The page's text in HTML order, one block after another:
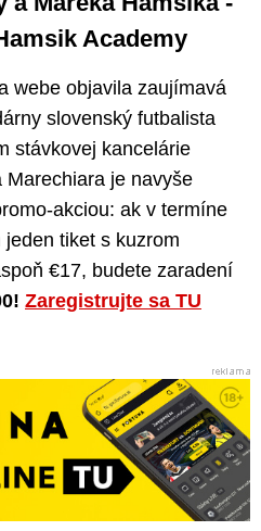
Academy
webe objavila zaujímavá
slovenský futbalista
stávkovej kancelárie
Marechiara je navyše
akciou: ak v termíne
tiket s kuzrom
€17, budete zaradení
Zaregistrujte sa TU